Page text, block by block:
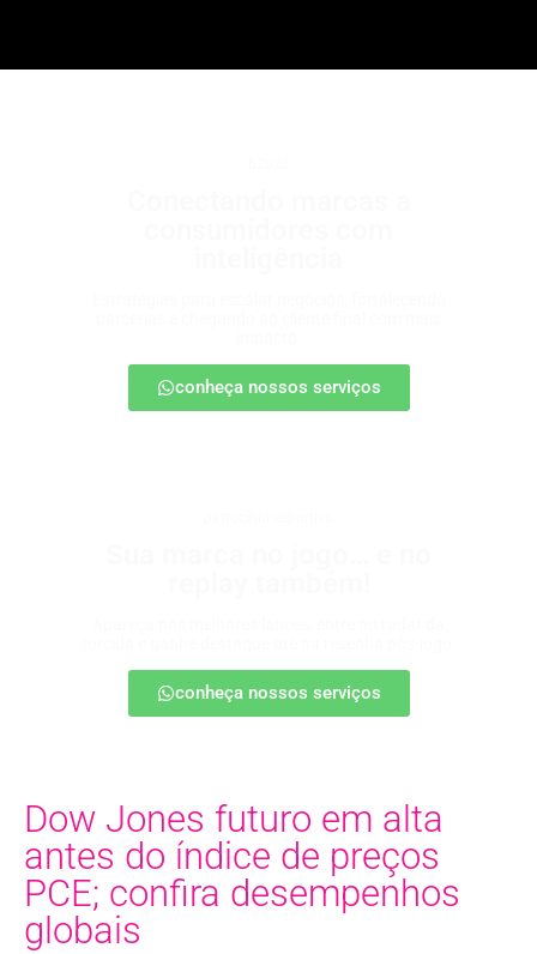
conheça nossos serviços
conheça nossos serviços
Dow Jones futuro em alta
antes do índice de preços
PCE; confira desempenhos
globais